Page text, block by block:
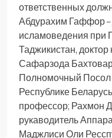
ответственных
Абдурахим Гаффор –
исламоведения при
Таджикистан,
Сафарзода
Полномочный Посол
Республике
профессор; Рахмон
рукаводитель
Маджлиси Оли